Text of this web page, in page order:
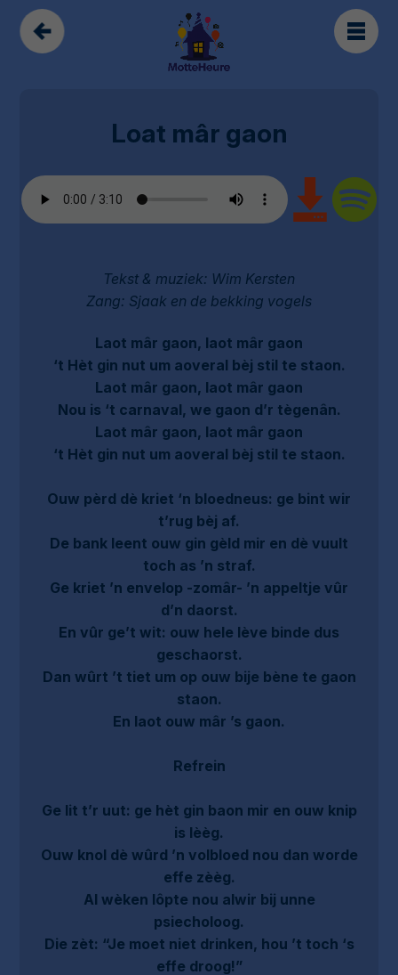
Loat mâr gaon
Tekst & muziek: Wim Kersten
Zang: Sjaak en de bekking vogels
Laot mâr gaon, laot mâr gaon
‘t Hèt gin nut um aoveral bèj stil te staon.
Laot mâr gaon, laot mâr gaon
Nou is ‘t carnaval, we gaon d’r tègenân.
Laot mâr gaon, laot mâr gaon
‘t Hèt gin nut um aoveral bèj stil te staon.
Ouw pèrd dè kriet ‘n bloedneus: ge bint wir
t’rug bèj af.
De bank leent ouw gin gèld mir en dè vuult
toch as ’n straf.
Ge kriet ’n envelop -zomâr- ’n appeltje vûr
d’n daorst.
En vûr ge’t wit: ouw hele lève binde dus
geschaorst.
Dan wûrt ’t tiet um op ouw bije bène te gaon
staon.
En laot ouw mâr ’s gaon.
Refrein
Ge lit t’r uut: ge hèt gin baon mir en ouw knip
is lèèg.
Ouw knol dè wûrd ’n volbloed nou dan worde
effe zèèg.
Al wèken lôpte nou alwir bij unne
psiecholoog.
Die zèt: “Je moet niet drinken, hou ’t toch ‘s
effe droog!”